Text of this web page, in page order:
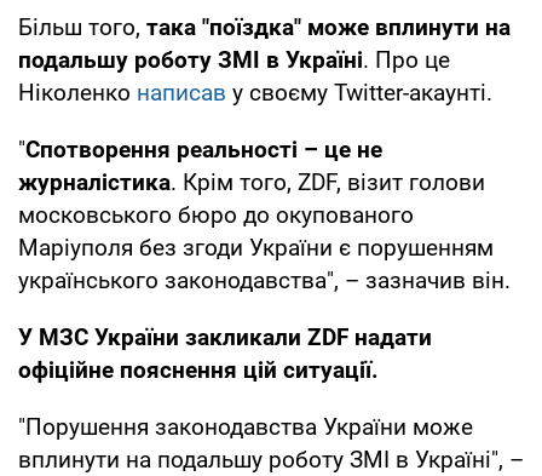
Більш того, така "поїздка" може вплинути на
подальшу роботу ЗМІ в Україні. Про це
Ніколенко написав у своєму Twitter-акаунті.
"Спотворення реальності – це не
журналістика. Крім того, ZDF, візит голови
московського бюро до окупованого
Маріуполя без згоди України є порушенням
українського законодавства", – зазначив він.
У МЗС України закликали ZDF надати
офіційне пояснення цій ситуації.
"Порушення законодавства України може
вплинути на подальшу роботу ЗМІ в Україні", –